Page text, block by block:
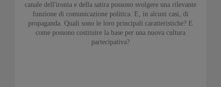
canale dell'ironia e della satira possono svolgere una rilevante
funzione di comunicazione politica. E, in alcuni casi, di
propaganda. Quali sono le loro principali caratteristiche? E
come possono costituire la base per una nuova cultura
partecipativa?